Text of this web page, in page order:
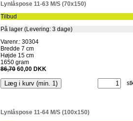
Lynlåspose 11-63 M/S (70x150)
Tilbud
På lager (Levering: 3 dage)
Varenr.: 30304
Bredde 7 cm
Højde 15 cm
1650 gram
86,70 60,00 DKK
Lynlåspose 11-64 M/S (100x150)